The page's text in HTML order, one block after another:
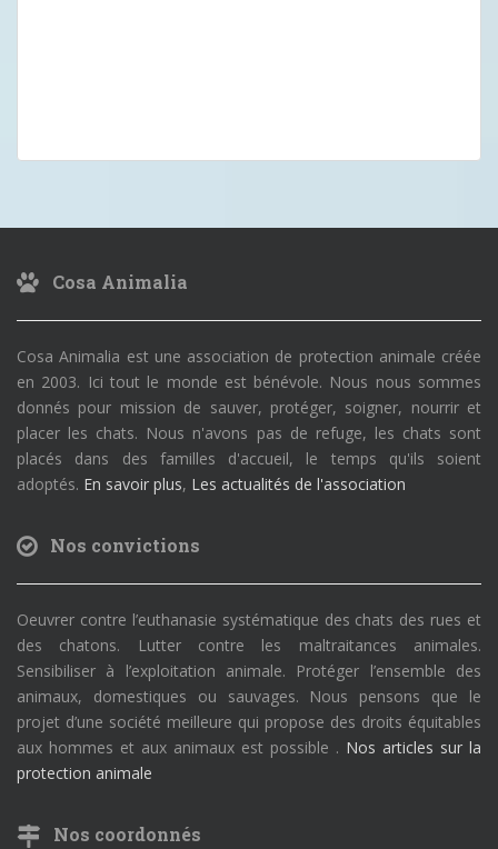
Cosa Animalia
Cosa Animalia est une association de protection animale créée
en 2003. Ici tout le monde est bénévole. Nous nous sommes
donnés pour mission de sauver, protéger, soigner, nourrir et
placer les chats. Nous n'avons pas de refuge, les chats sont
placés dans des familles d'accueil, le temps qu'ils soient
adoptés. En savoir plus, Les actualités de l'association
Nos convictions
Oeuvrer contre l’euthanasie systématique des chats des rues et
des chatons. Lutter contre les maltraitances animales.
Sensibiliser à l’exploitation animale. Protéger l’ensemble des
animaux, domestiques ou sauvages. Nous pensons que le
projet d’une société meilleure qui propose des droits équitables
aux hommes et aux animaux est possible . Nos articles sur la
protection animale
Nos coordonnés